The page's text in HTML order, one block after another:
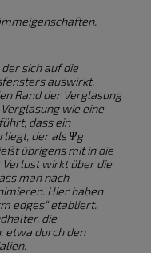
sich auf die
auswirkt.
Rand der Verglasung
wie eine
dass ein
der als Ψg
übrigens mit in die
wirkt über die
man nach
Hier haben
edges“ etabliert.
die
etwa durch den